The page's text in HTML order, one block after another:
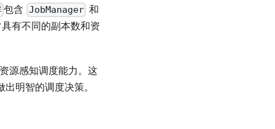
包含 JobManager 和
有不同的副本数和资
源感知调度能力。这
明智的调度决策。